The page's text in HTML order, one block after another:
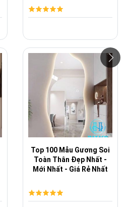
Thị Trường
Top 100 Mẫu Gương Soi
Toàn Thân Đẹp Nhất -
Mới Nhất - Giá Rẻ Nhất